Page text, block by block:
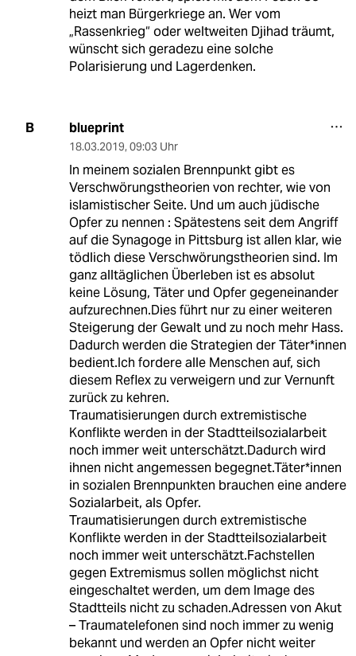
heizt man Bürgerkriege an. Wer vom
„Rassenkrieg“ oder weltweiten Djihad träumt,
wünscht sich geradezu eine solche
Polarisierung und Lagerdenken.
B blueprint
18.03.2019, 09:03 Uhr
In meinem sozialen Brennpunkt gibt es
Verschwörungstheorien von rechter, wie von
islamistischer Seite. Und um auch jüdische
Opfer zu nennen : Spätestens seit dem Angriff
auf die Synagoge in Pittsburg ist allen klar, wie
tödlich diese Verschwörungstheorien sind. Im
ganz alltäglichen Überleben ist es absolut
keine Lösung, Täter und Opfer gegeneinander
aufzurechnen.Dies führt nur zu einer weiteren
Steigerung der Gewalt und zu noch mehr Hass.
Dadurch werden die Strategien der Täter*innen
bedient.Ich fordere alle Menschen auf, sich
diesem Reflex zu verweigern und zur Vernunft
zurück zu kehren.
Traumatisierungen durch extremistische
Konflikte werden in der Stadtteilsozialarbeit
noch immer weit unterschätzt.Dadurch wird
ihnen nicht angemessen begegnet.Täter*innen
in sozialen Brennpunkten brauchen eine andere
Sozialarbeit, als Opfer.
Traumatisierungen durch extremistische
Konflikte werden in der Stadtteilsozialarbeit
noch immer weit unterschätzt.Fachstellen
gegen Extremismus sollen möglichst nicht
eingeschaltet werden, um dem Image des
Stadtteils nicht zu schaden.Adressen von Akut
– Traumatelefonen sind noch immer zu wenig
bekannt und werden an Opfer nicht weiter